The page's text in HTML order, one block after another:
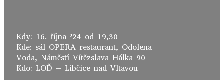
Kdy: 16. října ’24 od 19,30
Kde: sál OPERA restaurant, Odolena
Voda, Náměstí Vítězslava Hálka 90
Kdo: LOĎ – Libčice nad Vltavou